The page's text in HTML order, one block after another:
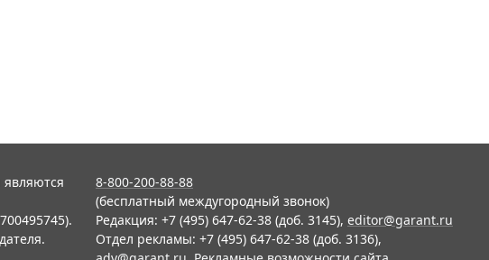
8-800-200-88-88
(бесплатный междугородный звонок)
Редакция: +7 (495) 647-62-38 (доб. 3145), editor@garant.ru
Отдел рекламы: +7 (495) 647-62-38 (доб. 3136),